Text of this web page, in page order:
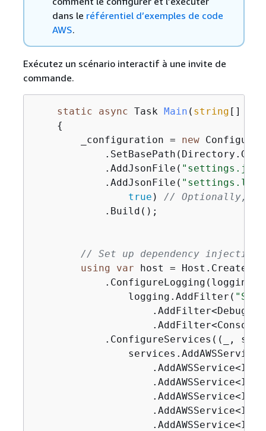
dans le référentiel d’exemples de code
AWS.
Exécutez un scénario interactif à une invite de
commande.
static async Task Main ( string []
{
        _configuration =
new
            .AddJsonFile(
            .AddJsonFile(
true ) // Optionally,
            .Build();
// Set up dependency injection
using
var host =
.ConfigureLogging(logging
                logging.AddFilter(
.ConfigureServices((_,